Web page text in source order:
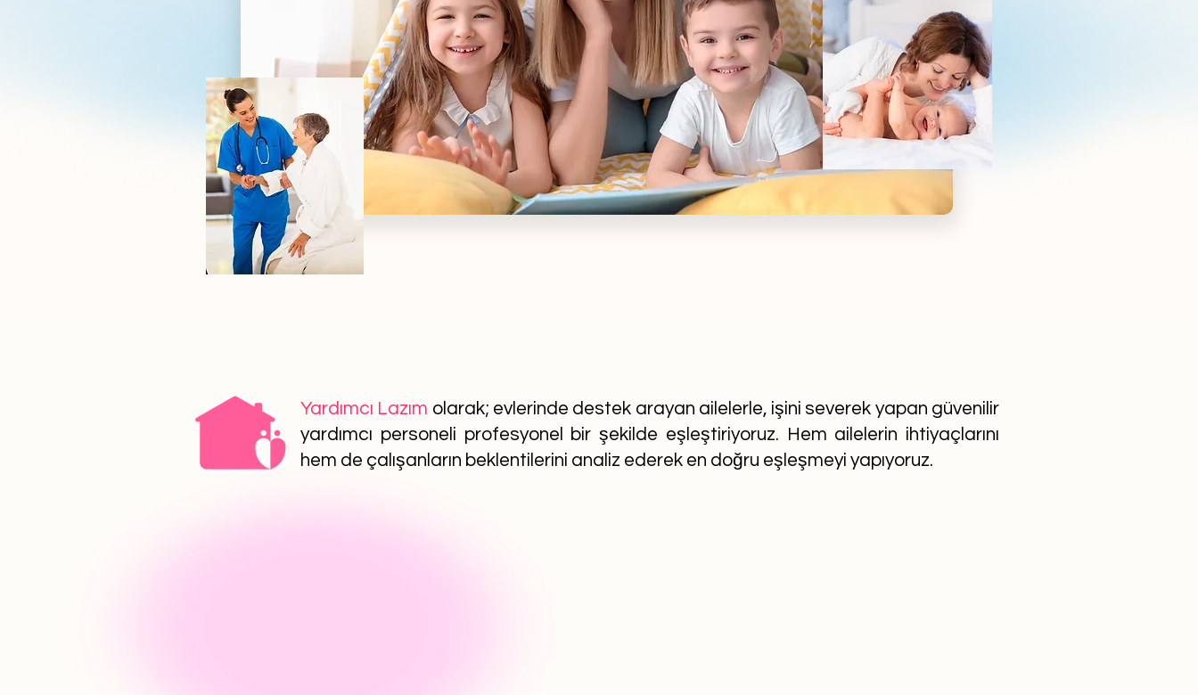
Yardımcı Lazım olarak; evlerinde destek arayan ailelerle, işini severek yapan güvenilir
yardımcı personeli profesyonel bir şekilde eşleştiriyoruz. Hem ailelerin ihtiyaçlarını
hem de çalışanların beklentilerini analiz ederek en doğru eşleşmeyi yapıyoruz.